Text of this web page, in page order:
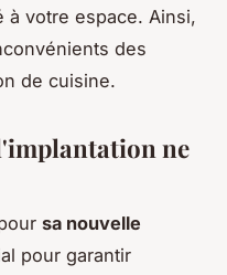
à votre espace. Ainsi,
des
de cuisine.
ne
sa nouvelle
pour garantir